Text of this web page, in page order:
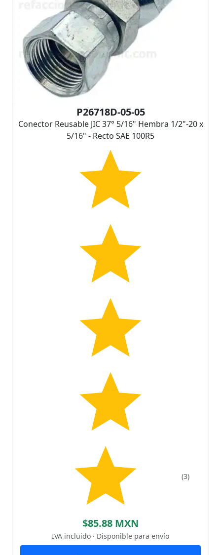
P26718D-05-05
Conector Reusable JIC 37° 5/16" Hembra 1/2"-20 x
5/16" - Recto SAE 100R5
(3)
$85.88 MXN
IVA incluido · Disponible para envío